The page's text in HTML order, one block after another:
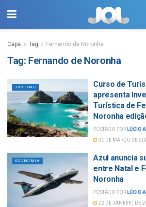
Capa Tag Fernando de Noronha
Tag: Fernando de Noronha
TURISMO
Curso de
apresenta
Turística de
Noronha
POSTADO POR LÚCIO
30 DE MARÇO DE
ECONOMIA
Azul anuncia
entre Natal e
Noronha
POSTADO POR LÚCIO
22 DE JANEIRO DE